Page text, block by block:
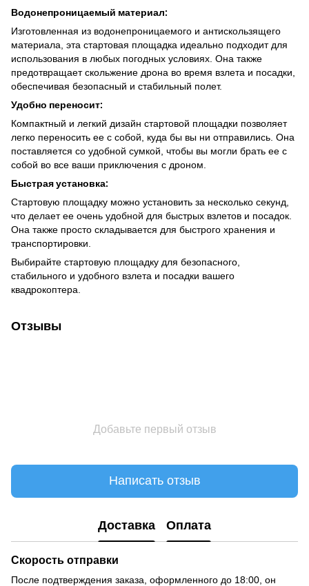
Водонепроницаемый материал:
Изготовленная из водонепроницаемого и антискользящего
материала, эта стартовая площадка идеально подходит для
использования в любых погодных условиях. Она также
предотвращает скольжение дрона во время взлета и посадки,
обеспечивая безопасный и стабильный полет.
Удобно переносит:
Компактный и легкий дизайн стартовой площадки позволяет
легко переносить ее с собой, куда бы вы ни отправились. Она
поставляется со удобной сумкой, чтобы вы могли брать ее с
собой во все ваши приключения с дроном.
Быстрая установка:
Стартовую площадку можно установить за несколько секунд,
что делает ее очень удобной для быстрых взлетов и посадок.
Она также просто складывается для быстрого хранения и
транспортировки.
Выбирайте стартовую площадку для безопасного,
стабильного и удобного взлета и посадки вашего
квадрокоптера.
Отзывы
Добавьте первый отзыв
Написать отзыв
Доставка Оплата
Скорость отправки
После подтверждения заказа, оформленного до 18:00, он